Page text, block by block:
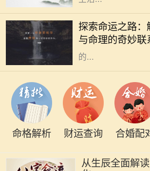
探索命运之路：
与命理的奇妙联
在中国传统文化中
着重要的角色。古
生的年份、月份、
响着他们的命运。
的...
命格解析 财运查询 合婚配
从生辰全面解